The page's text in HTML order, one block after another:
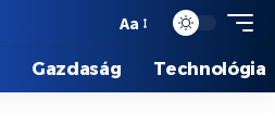
Aa
Gazdaság Technológia